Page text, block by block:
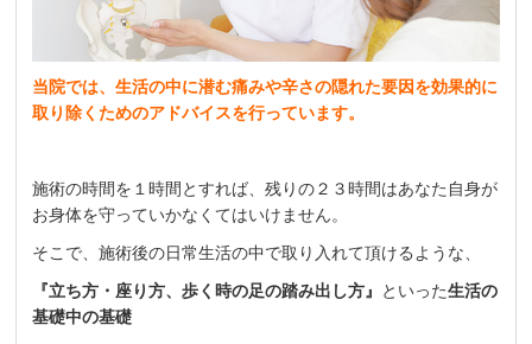
当院では、生活の中に潜む痛みや辛さの隠れた要因を効果的に
取り除くためのアドバイスを行っています。
施術の時間を１時間とすれば、残りの２３時間はあなた自身が
お身体を守っていかなくてはいけません。
そこで、施術後の日常生活の中で取り入れて頂けるような、
『立ち方・座り方、歩く時の足の踏み出し方』
といった生活の
基礎中の基礎